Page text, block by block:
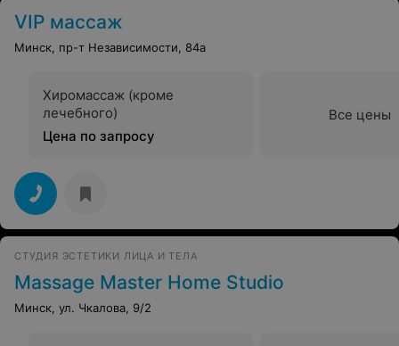
VIP массаж
Минск, пр-т Независимости, 84а
Хиромассаж (кроме
лечебного)
Цена по запросу
Все цены
СТУДИЯ ЭСТЕТИКИ ЛИЦА И ТЕЛА
Massage Master Home Studio
Минск, ул. Чкалова, 9/2